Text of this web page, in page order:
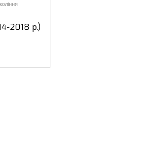
2018 р.)